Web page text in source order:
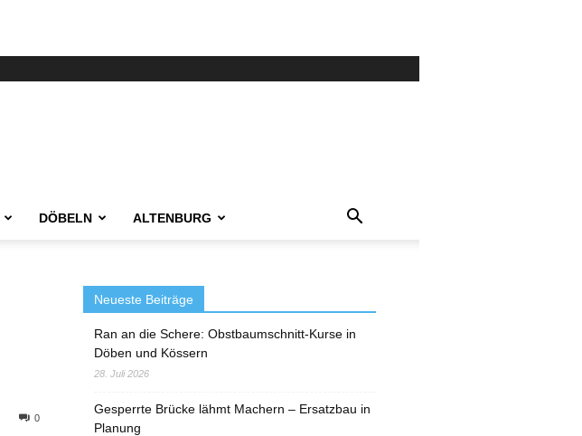
DÖBELN ALTENBURG
0
Neueste Beiträge
Ran an die Schere: Obstbaumschnitt-Kurse in
Döben und Kössern
28. Juli 2026
Gesperrte Brücke lähmt Machern – Ersatzbau in
Planung